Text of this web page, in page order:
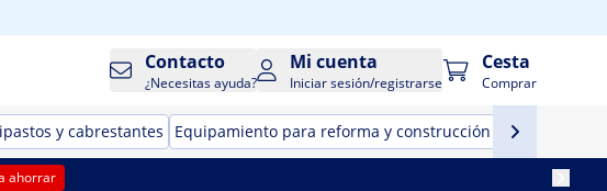
Contacto
¿Necesitas ayuda?
Mi cuenta
Iniciar sesión/registrarse
Cesta
Comprar
y cabrestantes Equipamiento para reforma y construcción
ahorrar